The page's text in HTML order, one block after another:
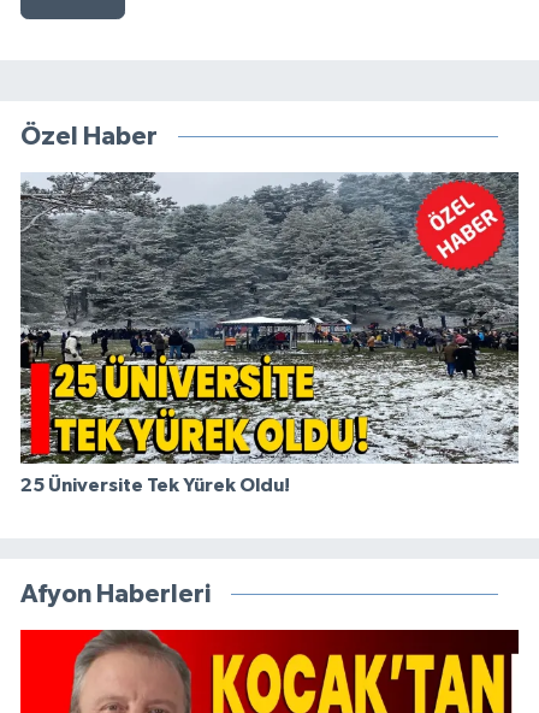
Özel Haber
25 Üniversite Tek Yürek Oldu!
Afyon Haberleri